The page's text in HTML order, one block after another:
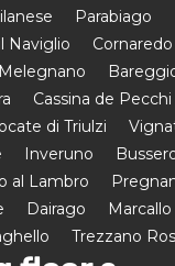
Parabiago
Naviglio
Cornaredo
Melegnano
Cassina de Pecchi
di Triulzi
Inveruno
al Lambro
Dairago
Trezzano